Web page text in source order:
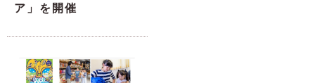
ア」を開催